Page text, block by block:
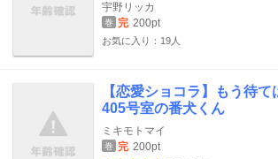
宇野リッカ
巻 完 200pt
お気に入り：19人
【恋愛ショコラ】もう待て
405号室の番犬くん
ミキモトマイ
巻 完 200pt